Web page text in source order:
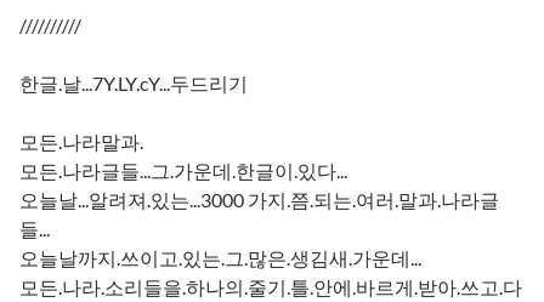
//////////
한글.날...7Y.LY.cY...두드리기
모든.나라말과.
모든.나라글들...그.가운데.한글이.있다...
오늘날...알려져.있는...3000 가지.쯤.되는.여러.말과.나라글
들...
오늘날까지.쓰이고.있는.그.많은.생김새.가운데...
모든.나라.소리들을.하나의.줄기.틀.안에.바르게.받아.쓰고.다